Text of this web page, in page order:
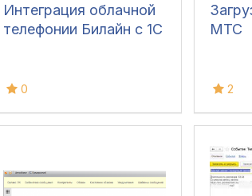
Интеграция облачной
телефонии Билайн с 1С
0
МТС
2